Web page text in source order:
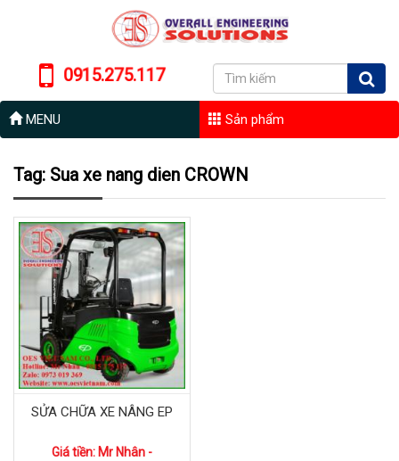
0915.275.117
MENU Sản phẩm
Tag: Sua xe nang dien CROWN
SỬA CHỮA XE NÂNG EP
Giá tiền: Mr Nhân -